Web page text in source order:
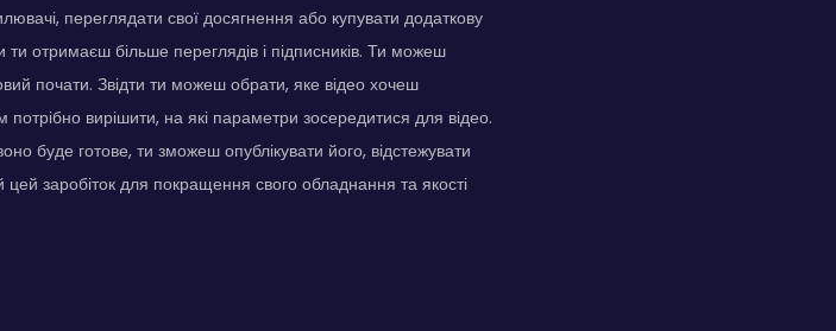
переглядати свої досягнення або купувати додаткову
отримаєш більше переглядів і підписників. Ти можеш
почати. Звідти ти можеш обрати, яке відео хочеш
потрібно вирішити, на які параметри зосередитися для відео.
буде готове, ти зможеш опублікувати його, відстежувати
цей заробіток для покращення свого обладнання та якості